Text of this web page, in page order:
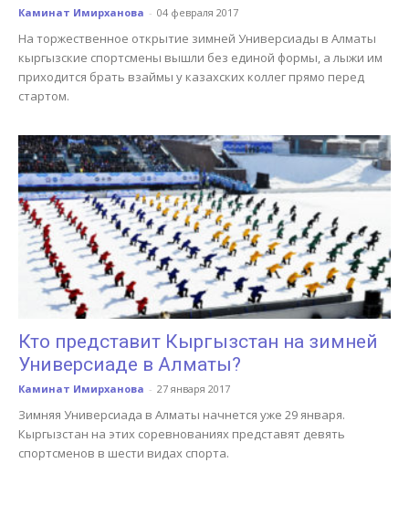
Каминат Имирханова - 04 февраля 2017
На торжественное открытие зимней Универсиады в Алматы
кыргызские спортсмены вышли без единой формы, а лыжи им
приходится брать взаймы у казахских коллег прямо перед
стартом.
Кто представит Кыргызстан на зимней
Универсиаде в Алматы?
Каминат Имирханова - 27 января 2017
Зимняя Универсиада в Алматы начнется уже 29 января.
Кыргызстан на этих соревнованиях представят девять
спортсменов в шести видах спорта.